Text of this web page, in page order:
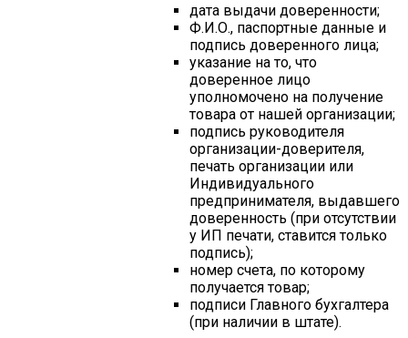
дата выдачи доверенности;
Ф.И.О., паспортные данные и
подпись доверенного лица;
указание на то, что
доверенное лицо
уполномочено на получение
товара от нашей организации;
подпись руководителя
организации-доверителя,
печать организации или
Индивидуального
предпринимателя, выдавшего
доверенность (при отсутствии
у ИП печати, ставится только
подпись);
номер счета, по которому
получается товар;
подписи Главного бухгалтера
(при наличии в штате).